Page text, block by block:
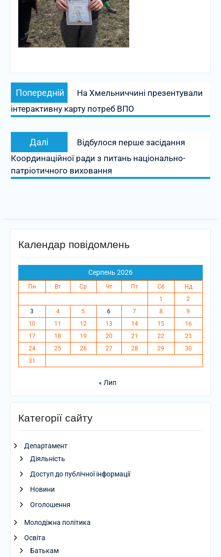
Навігація
записів
Попередній
запис:
На Хмельниччині презентували
інтерактивну карту потреб ВПО
Далі
Наступний
запис:
Відбулося перше засідання
Координаційної ради з питань національно-
патріотичного виховання
Календар повідомлень
Серпень 2026
Пн Вт Ср Чт Пт Сб
Нд
1
2
3
4 5 6 7 8
9
10
11 12 13 14 15
16
17
18 19 20 21 22
23
24
25 26 27 28 29
30
31
« Лип
Категорії сайту
Департамент
Діяльність
Доступ до публічної інформації
Новини
Оголошення
Молодіжна політика
Освіта
Батькам